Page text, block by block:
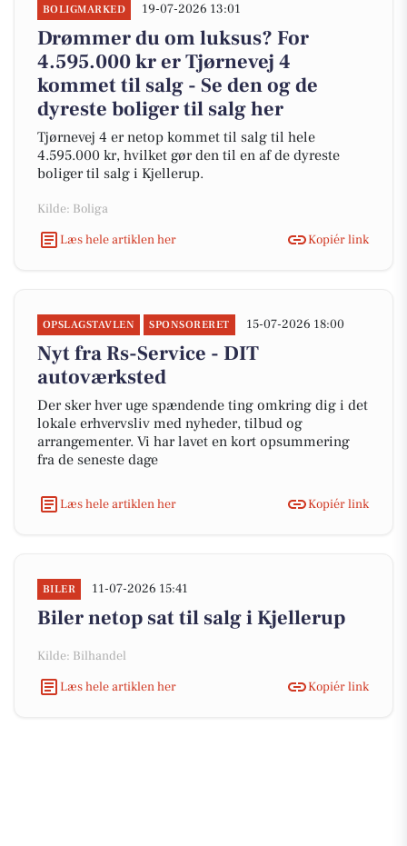
BOLIGMARKED 19-07-2026 13:01
Drømmer du om luksus? For
4.595.000 kr er Tjørnevej 4
kommet til salg - Se den og de
dyreste boliger til salg her
Tjørnevej 4 er netop kommet til salg til hele
4.595.000 kr, hvilket gør den til en af de dyreste
boliger til salg i Kjellerup.
Kilde: Boliga
Læs hele artiklen her
Kopiér link
OPSLAGSTAVLEN SPONSORERET 15-07-2026 18:00
Nyt fra Rs-Service - DIT
autoværksted
Der sker hver uge spændende ting omkring dig i det
lokale erhvervsliv med nyheder, tilbud og
arrangementer. Vi har lavet en kort opsummering
fra de seneste dage
Læs hele artiklen her Kopiér link
BILER 11-07-2026 15:41
Biler netop sat til salg i Kjellerup
Kilde: Bilhandel
Læs hele artiklen her
Kopiér link